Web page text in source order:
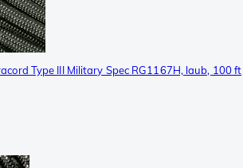
Type III Military Spec RG1167H, laub, 100 ft